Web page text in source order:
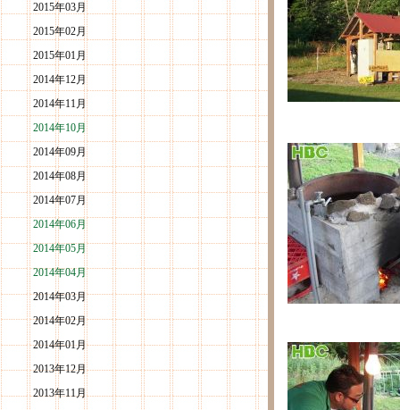
2015年03月
2015年02月
2015年01月
2014年12月
2014年11月
2014年10月
2014年09月
2014年08月
2014年07月
2014年06月
2014年05月
2014年04月
2014年03月
2014年02月
2014年01月
2013年12月
2013年11月